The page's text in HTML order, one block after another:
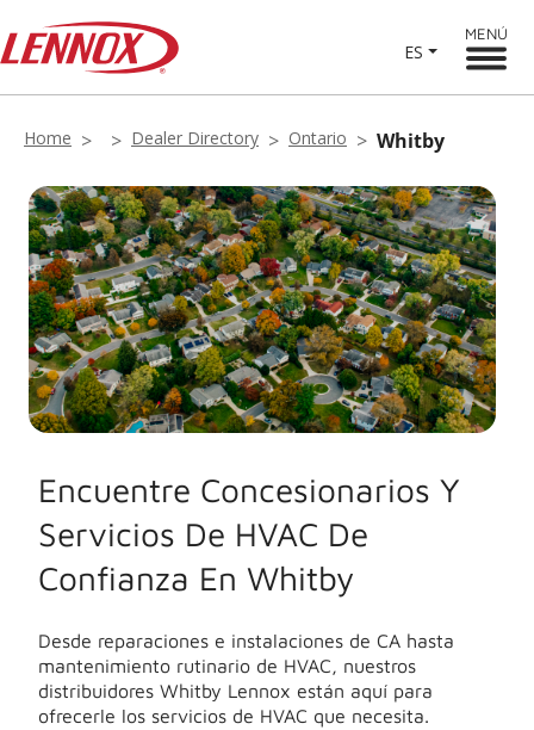
ES
MENÚ
Home Dealer Directory Ontario Whitby
Encuentre Concesionarios Y
Servicios De HVAC De
Confianza En Whitby
Desde reparaciones e instalaciones de CA hasta
mantenimiento rutinario de HVAC, nuestros
distribuidores Whitby Lennox están aquí para
ofrecerle los servicios de HVAC que necesita.